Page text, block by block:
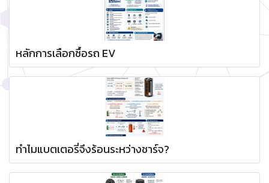
หลักการเลือกซื้อรถ EV
ทำไมแบตเตอรี่จึงร้อนระหว่างชาร์จ?